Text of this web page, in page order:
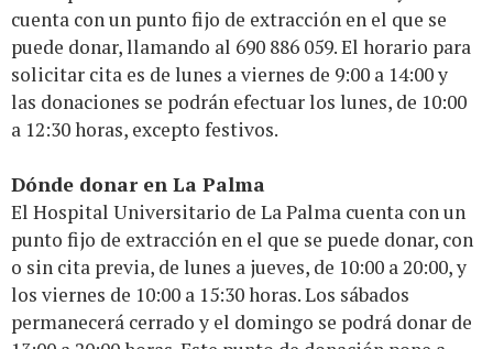
cuenta con un punto fijo de extracción en el que se
puede donar, llamando al 690 886 059. El horario para
solicitar cita es de lunes a viernes de 9:00 a 14:00 y
las donaciones se podrán efectuar los lunes, de 10:00
a 12:30 horas, excepto festivos.
Dónde donar en La Palma
El Hospital Universitario de La Palma cuenta con un
punto fijo de extracción en el que se puede donar, con
o sin cita previa, de lunes a jueves, de 10:00 a 20:00, y
los viernes de 10:00 a 15:30 horas. Los sábados
permanecerá cerrado y el domingo se podrá donar de